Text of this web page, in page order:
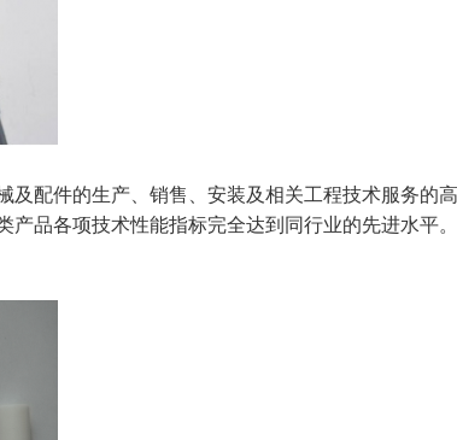
配件的生产、销售、安装及相关工程技术服务的
产品各项技术性能指标完全达到同行业的先进水